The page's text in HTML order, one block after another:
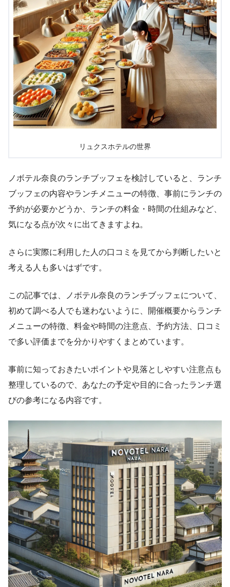
リュクスホテルの世界
ノボテル奈良のランチブッフェを検討していると、ランチ
ブッフェの内容やランチメニューの特徴、事前にランチの
予約が必要かどうか、ランチの料金・時間の仕組みなど、
気になる点が次々に出てきますよね。
さらに実際に利用した人の口コミを見てから判断したいと
考える人も多いはずです。
この記事では、ノボテル奈良のランチブッフェについて、
初めて調べる人でも迷わないように、開催概要からランチ
メニューの特徴、料金や時間の注意点、予約方法、口コミ
で多い評価までを分かりやすくまとめています。
事前に知っておきたいポイントや見落としやすい注意点も
整理しているので、あなたの予定や目的に合ったランチ選
びの参考になる内容です。